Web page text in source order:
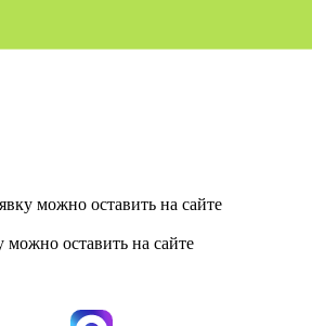
можно оставить на сайте
можно оставить на сайте